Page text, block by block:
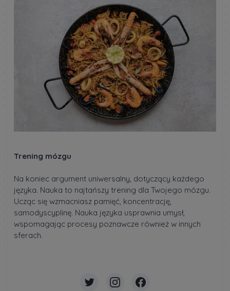
Trening mózgu
Na koniec argument uniwersalny, dotyczący każdego
języka. Nauka to najtańszy trening dla Twojego mózgu.
Ucząc się wzmacniasz pamięć, koncentrację,
samodyscyplinę. Nauka języka usprawnia umysł,
wspomagając procesy poznawcze również w innych
sferach.